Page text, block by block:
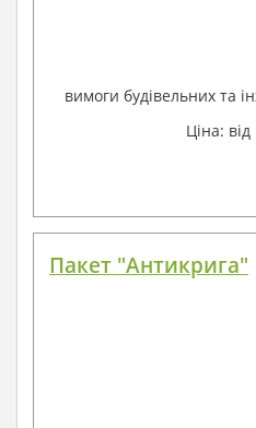
вимоги будівельних та
Ціна: від
Пакет "Антикрига"